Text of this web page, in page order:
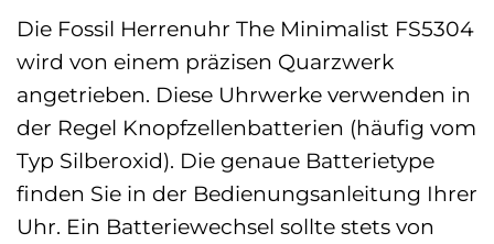
Die Fossil Herrenuhr The Minimalist FS5304
wird von einem präzisen Quarzwerk
angetrieben. Diese Uhrwerke verwenden in
der Regel Knopfzellenbatterien (häufig vom
Typ Silberoxid). Die genaue Batterietype
finden Sie in der Bedienungsanleitung Ihrer
Uhr. Ein Batteriewechsel sollte stets von